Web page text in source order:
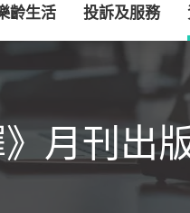
齡生活 投訴及服務
》月刊出